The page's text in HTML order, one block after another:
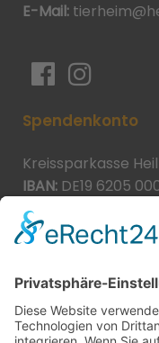
E-Mail:
Spendenkonto
Kreissparkasse
IBAN: DE19 6205
BIC:
Spende direkt via
JETZT SPENDEN